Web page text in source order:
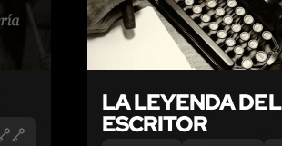
LA LEYENDA DEL
ESCRITOR